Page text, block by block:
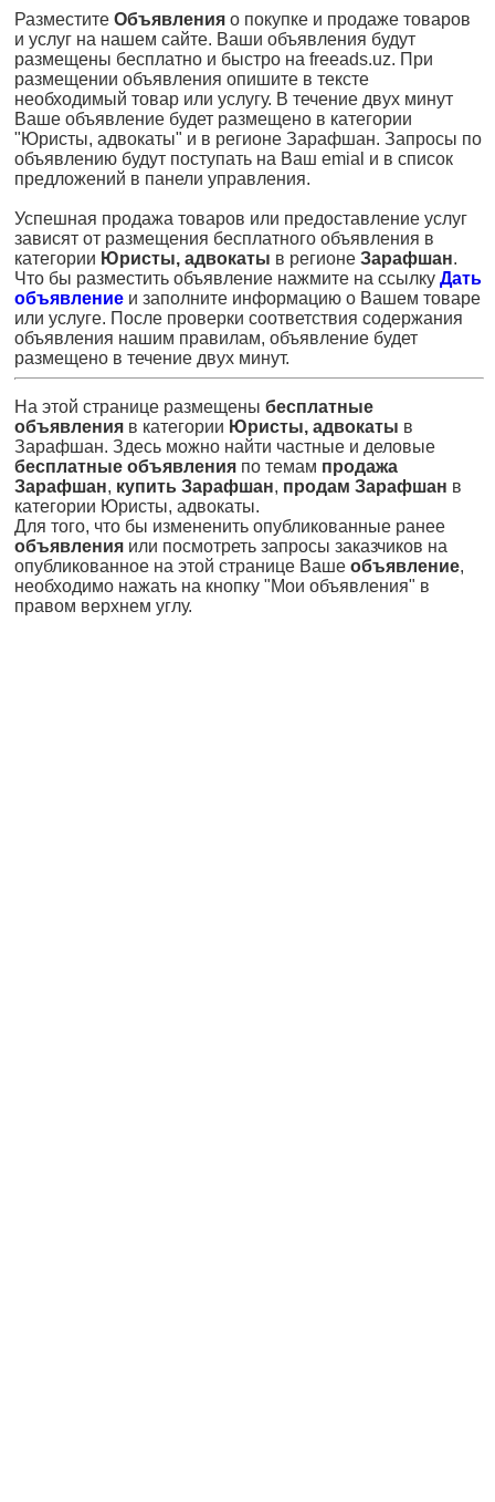
Разместите Объявления о покупке и продаже товаров
и услуг на нашем сайте. Ваши объявления будут
размещены бесплатно и быстро на freeads.uz. При
размещении объявления опишите в тексте
необходимый товар или услугу. В течение двух минут
Ваше объявление будет размещено в категории
"Юристы, адвокаты" и в регионе Зарафшан. Запросы по
объявлению будут поступать на Ваш emial и в список
предложений в панели управления.
Успешная продажа товаров или предоставление услуг
зависят от размещения бесплатного объявления в
категории Юристы, адвокаты в регионе Зарафшан.
Что бы разместить объявление нажмите на ссылку Дать
объявление и заполните информацию о Вашем товаре
или услуге. После проверки соответствия содержания
объявления нашим правилам, объявление будет
размещено в течение двух минут.
На этой странице размещены бесплатные
объявления в категории Юристы, адвокаты в
Зарафшан. Здесь можно найти частные и деловые
бесплатные объявления по темам продажа
Зарафшан, купить Зарафшан, продам Зарафшан в
категории Юристы, адвокаты.
Для того, что бы измененить опубликованные ранее
объявления или посмотреть запросы заказчиков на
опубликованное на этой странице Ваше объявление,
необходимо нажать на кнопку "Мои объявления" в
правом верхнем углу.